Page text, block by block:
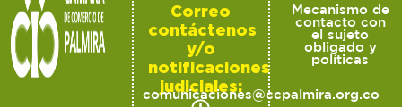
Correo
contáctenos
y/o
notificaciones
judiciales:
comunicaciones@ccpalmira.org.co
Mecanismo de
contacto con
el sujeto
obligado y
políticas